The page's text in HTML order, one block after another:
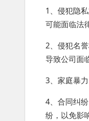
1、侵犯隐
可能面临法
2、侵犯名
导致公司面
3、家庭暴
4、合同纠
纷，以免影